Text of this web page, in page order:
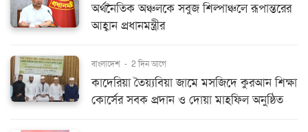
অর্থনৈতিক অঞ্চলকে সবুজ শিল্পাঞ্চলে রূপান্তরের
আহ্বান প্রধানমন্ত্রীর
বাংলাদেশ - 2 দিন আগে
কাদেরিয়া তৈয়্যবিয়া জামে মসজিদে কুরআন শিক্ষা
কোর্সের সবক প্রদান ও দোয়া মাহফিল অনুষ্ঠিত